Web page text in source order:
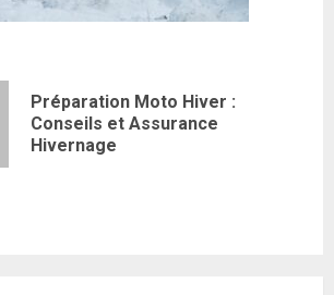
Préparation Moto Hiver :
Conseils et Assurance
Hivernage